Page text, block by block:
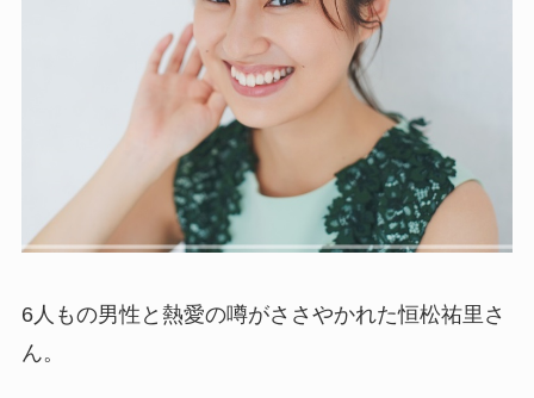
6人もの男性と熱愛の噂がささやかれた恒松祐里さ
ん。